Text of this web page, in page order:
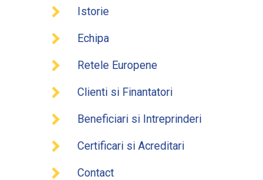
Istorie
Echipa
Retele Europene
Clienti si Finantatori
Beneficiari si Intreprinderi
Certificari si Acreditari
Contact